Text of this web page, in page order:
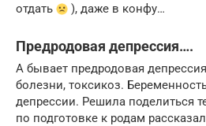
отдать
), даже в конфу…
Предродовая депрессия….
А бывает предродовая
болезни, токсикоз.
депрессии. Решила поделиться
по подготовке к родам